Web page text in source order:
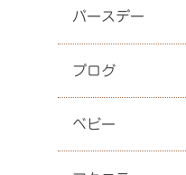
バースデー
ブログ
ベビー